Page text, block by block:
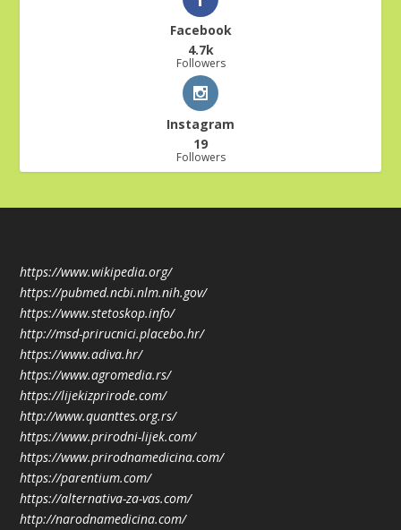
Facebook
4.7k
Followers
Instagram
19
Followers
https://www.wikipedia.org/
https://pubmed.ncbi.nlm.nih.gov/
https://www.stetoskop.info/
http://msd-prirucnici.placebo.hr/
https://www.adiva.hr/
https://www.agromedia.rs/
https://lijekizprirode.com/
http://www.quanttes.org.rs/
https://www.prirodni-lijek.com/
https://www.prirodnamedicina.com/
https://parentium.com/
https://alternativa-za-vas.com/
http://narodnamedicina.com/